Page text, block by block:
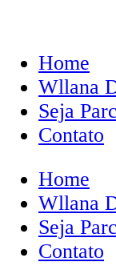
Home
Wllana
Seja
Contato
Home
Wllana
Seja
Contato